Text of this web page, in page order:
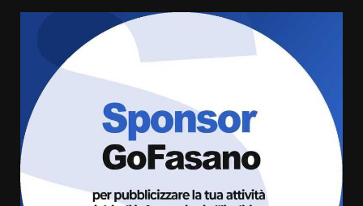
Politiche Giovanili e Mobilità
Sostenibile: premiati gli studenti
universitari del bando “La strada
giusta”